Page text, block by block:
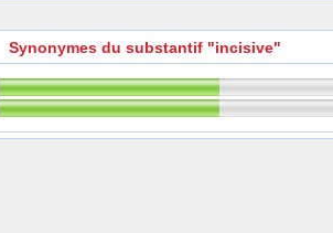
Synonymes du substantif "incisive"